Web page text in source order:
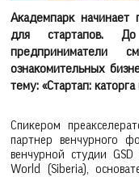
Академпарк начинает
для стартапов.
предприниматели
ознакомительных
тему: «Стартап:
Спикером
партнер венчурного
венчурной студии
World (Siberia),